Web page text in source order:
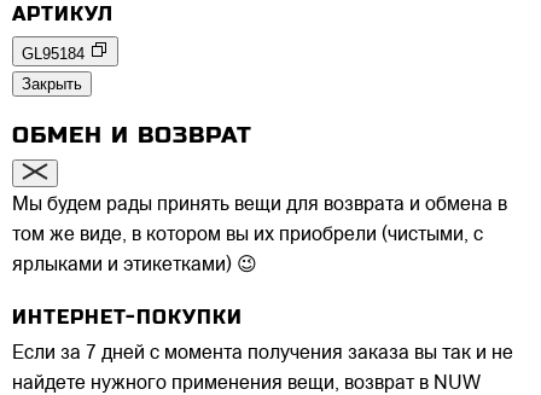
АРТИКУЛ
GL95184
Закрыть
ОБМЕН И ВОЗВРАТ
Мы будем рады принять вещи для возврата и обмена в
том же виде, в котором вы их приобрели (чистыми, с
ярлыками и этикетками) 😉
ИНТЕРНЕТ-ПОКУПКИ
Если за 7 дней с момента получения заказа вы так и не
найдете нужного применения вещи, возврат в NUW